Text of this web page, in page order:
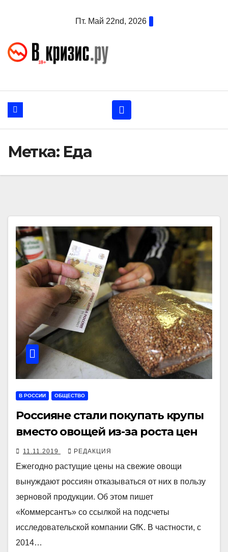
Пт. Май 22nd, 2026
Метка: Еда
В РОССИИ ОБЩЕСТВО
Россияне стали покупать крупы
вместо овощей из-за роста цен
11.11.2019 РЕДАКЦИЯ
Ежегодно растущие цены на свежие овощи
вынуждают россиян отказываться от них в пользу
зерновой продукции. Об этом пишет
«Коммерсантъ» со ссылкой на подсчеты
исследовательской компании GfK. В частности, с
2014…